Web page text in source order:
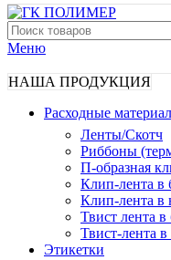
Меню
НАША ПРОДУКЦИЯ
Расходные
Ленты/Скотч
Риббоны
П-образная
Клип-лента в
Клип-лента в
Твист лента
Твист-лента в
Этикетки